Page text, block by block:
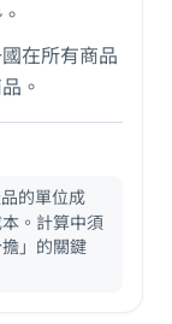
在所有商品
。
的單位成
。計算中須
」的關鍵